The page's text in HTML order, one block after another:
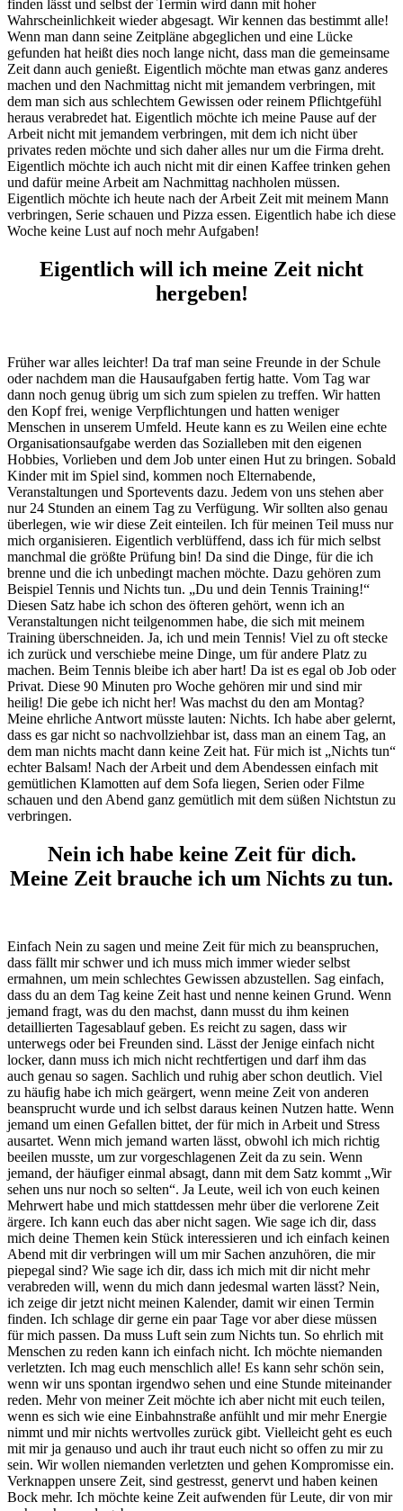
finden lässt und selbst der Termin wird dann mit hoher
Wahrscheinlichkeit wieder abgesagt. Wir kennen das bestimmt alle!
Wenn man dann seine Zeitpläne abgeglichen und eine Lücke
gefunden hat heißt dies noch lange nicht, dass man die gemeinsame
Zeit dann auch genießt. Eigentlich möchte man etwas ganz anderes
machen und den Nachmittag nicht mit jemandem verbringen, mit
dem man sich aus schlechtem Gewissen oder reinem Pflichtgefühl
heraus verabredet hat. Eigentlich möchte ich meine Pause auf der
Arbeit nicht mit jemandem verbringen, mit dem ich nicht über
privates reden möchte und sich daher alles nur um die Firma dreht.
Eigentlich möchte ich auch nicht mit dir einen Kaffee trinken gehen
und dafür meine Arbeit am Nachmittag nachholen müssen.
Eigentlich möchte ich heute nach der Arbeit Zeit mit meinem Mann
verbringen, Serie schauen und Pizza essen. Eigentlich habe ich diese
Woche keine Lust auf noch mehr Aufgaben!
Eigentlich will ich meine Zeit nicht
hergeben!
Früher war alles leichter! Da traf man seine Freunde in der Schule
oder nachdem man die Hausaufgaben fertig hatte. Vom Tag war
dann noch genug übrig um sich zum spielen zu treffen. Wir hatten
den Kopf frei, wenige Verpflichtungen und hatten weniger
Menschen in unserem Umfeld. Heute kann es zu Weilen eine echte
Organisationsaufgabe werden das Sozialleben mit den eigenen
Hobbies, Vorlieben und dem Job unter einen Hut zu bringen. Sobald
Kinder mit im Spiel sind, kommen noch Elternabende,
Veranstaltungen und Sportevents dazu. Jedem von uns stehen aber
nur 24 Stunden an einem Tag zu Verfügung. Wir sollten also genau
überlegen, wie wir diese Zeit einteilen. Ich für meinen Teil muss nur
mich organisieren. Eigentlich verblüffend, dass ich für mich selbst
manchmal die größte Prüfung bin! Da sind die Dinge, für die ich
brenne und die ich unbedingt machen möchte. Dazu gehören zum
Beispiel Tennis und Nichts tun. „Du und dein Tennis Training!“
Diesen Satz habe ich schon des öfteren gehört, wenn ich an
Veranstaltungen nicht teilgenommen habe, die sich mit meinem
Training überschneiden. Ja, ich und mein Tennis! Viel zu oft stecke
ich zurück und verschiebe meine Dinge, um für andere Platz zu
machen. Beim Tennis bleibe ich aber hart! Da ist es egal ob Job oder
Privat. Diese 90 Minuten pro Woche gehören mir und sind mir
heilig! Die gebe ich nicht her! Was machst du den am Montag?
Meine ehrliche Antwort müsste lauten: Nichts. Ich habe aber gelernt,
dass es gar nicht so nachvollziehbar ist, dass man an einem Tag, an
dem man nichts macht dann keine Zeit hat. Für mich ist „Nichts tun“
echter Balsam! Nach der Arbeit und dem Abendessen einfach mit
gemütlichen Klamotten auf dem Sofa liegen, Serien oder Filme
schauen und den Abend ganz gemütlich mit dem süßen Nichtstun zu
verbringen.
Nein ich habe keine Zeit für dich.
Meine Zeit brauche ich um Nichts zu tun.
Einfach Nein zu sagen und meine Zeit für mich zu beanspruchen,
dass fällt mir schwer und ich muss mich immer wieder selbst
ermahnen, um mein schlechtes Gewissen abzustellen. Sag einfach,
dass du an dem Tag keine Zeit hast und nenne keinen Grund. Wenn
jemand fragt, was du den machst, dann musst du ihm keinen
detaillierten Tagesablauf geben. Es reicht zu sagen, dass wir
unterwegs oder bei Freunden sind. Lässt der Jenige einfach nicht
locker, dann muss ich mich nicht rechtfertigen und darf ihm das
auch genau so sagen. Sachlich und ruhig aber schon deutlich. Viel
zu häufig habe ich mich geärgert, wenn meine Zeit von anderen
beansprucht wurde und ich selbst daraus keinen Nutzen hatte. Wenn
jemand um einen Gefallen bittet, der für mich in Arbeit und Stress
ausartet. Wenn mich jemand warten lässt, obwohl ich mich richtig
beeilen musste, um zur vorgeschlagenen Zeit da zu sein. Wenn
jemand, der häufiger einmal absagt, dann mit dem Satz kommt „Wir
sehen uns nur noch so selten“. Ja Leute, weil ich von euch keinen
Mehrwert habe und mich stattdessen mehr über die verlorene Zeit
ärgere. Ich kann euch das aber nicht sagen. Wie sage ich dir, dass
mich deine Themen kein Stück interessieren und ich einfach keinen
Abend mit dir verbringen will um mir Sachen anzuhören, die mir
piepegal sind? Wie sage ich dir, dass ich mich mit dir nicht mehr
verabreden will, wenn du mich dann jedesmal warten lässt? Nein,
ich zeige dir jetzt nicht meinen Kalender, damit wir einen Termin
finden. Ich schlage dir gerne ein paar Tage vor aber diese müssen
für mich passen. Da muss Luft sein zum Nichts tun. So ehrlich mit
Menschen zu reden kann ich einfach nicht. Ich möchte niemanden
verletzten. Ich mag euch menschlich alle! Es kann sehr schön sein,
wenn wir uns spontan irgendwo sehen und eine Stunde miteinander
reden. Mehr von meiner Zeit möchte ich aber nicht mit euch teilen,
wenn es sich wie eine Einbahnstraße anfühlt und mir mehr Energie
nimmt und mir nichts wertvolles zurück gibt. Vielleicht geht es euch
mit mir ja genauso und auch ihr traut euch nicht so offen zu mir zu
sein. Wir wollen niemanden verletzten und gehen Kompromisse ein.
Verknappen unsere Zeit, sind gestresst, genervt und haben keinen
Bock mehr. Ich möchte keine Zeit aufwenden für Leute, dir von mir